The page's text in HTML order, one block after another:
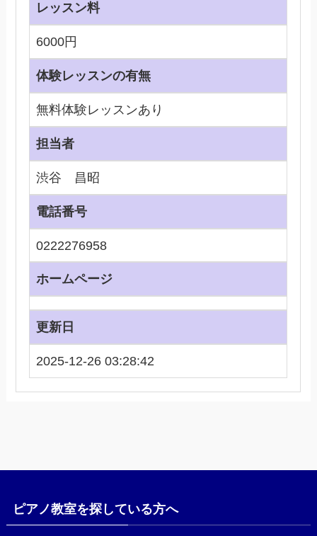
レッスン料
6000円
体験レッスンの有無
無料体験レッスンあり
担当者
渋谷 昌昭
電話番号
0222276958
ホームページ
更新日
2025-12-26 03:28:42
ピアノ教室を探している方へ